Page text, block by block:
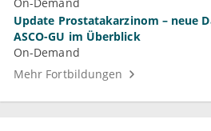
Update Prostatakarzinom – neue
ASCO-GU im Überblick
On-Demand
Mehr Fortbildungen